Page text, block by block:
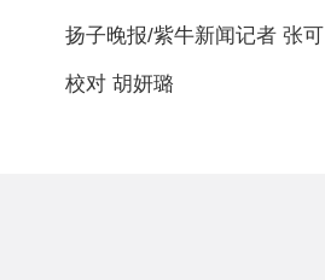
扬子晚报/紫牛新闻记者 张可
校对 胡妍璐